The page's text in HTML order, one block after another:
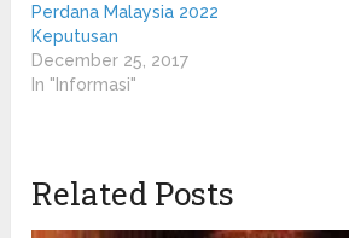
Perdana Malaysia 2022
Keputusan
December 25, 2017
In "Informasi"
Related Posts